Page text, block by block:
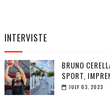
INTERVISTE
BRUNO
SPORT,
JULY 03, 2023